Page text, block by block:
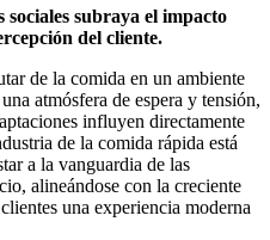
sociales subraya el impacto
del cliente.
de la comida en un ambiente
atmósfera de espera y tensión,
influyen directamente
de la comida rápida está
a la vanguardia de las
alineándose con la creciente
una experiencia moderna